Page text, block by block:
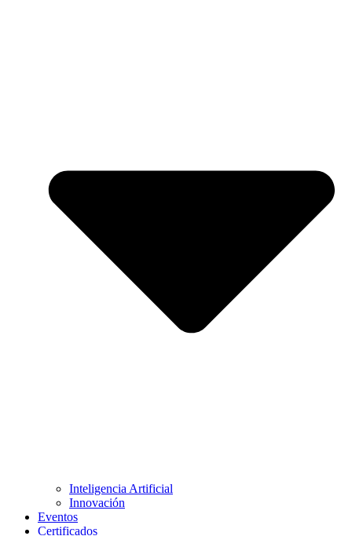
Inteligencia Artificial
Innovación
Eventos
Certificados